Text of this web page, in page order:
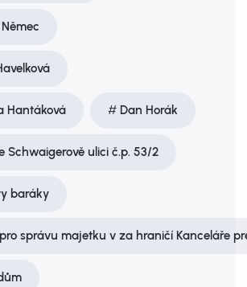
Hantáková Dan Horák
Schwaigerově ulici č.p. 53/2
baráky
správu majetku v za­ hraničí Kanceláře